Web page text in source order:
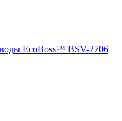
воды EcoBoss™ BSV-2706